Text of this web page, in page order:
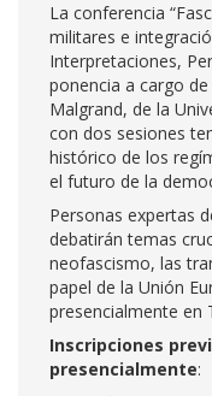
La conferencia
militares e
Interpretaciones,
ponencia a cargo
Malgrand, de la
con dos sesiones
histórico de los
el futuro de la
Personas expertas
debatirán temas
neofascismo, las
papel de la Unión
presencialmente en
Inscripciones
presencialmente: